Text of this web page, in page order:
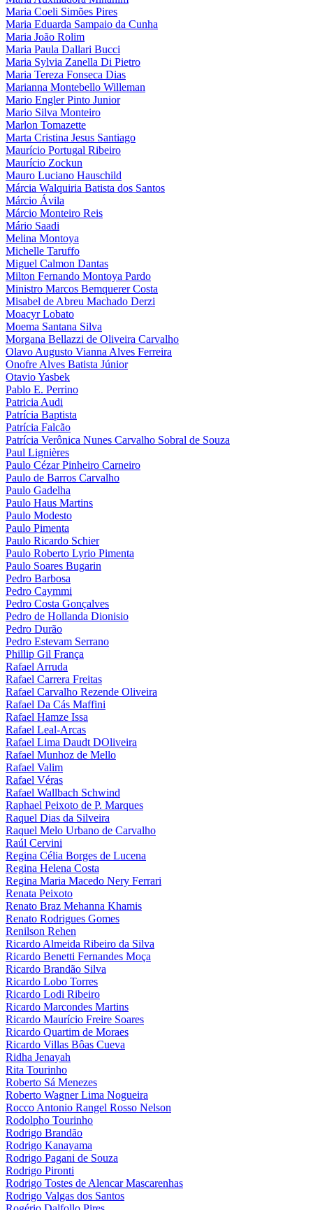
Maria Coeli Simões Pires
Maria Eduarda Sampaio da Cunha
Maria João Rolim
Maria Paula Dallari Bucci
Maria Sylvia Zanella Di Pietro
Maria Tereza Fonseca Dias
Marianna Montebello Willeman
Mario Engler Pinto Junior
Mario Silva Monteiro
Marlon Tomazette
Marta Cristina Jesus Santiago
Maurício Portugal Ribeiro
Maurício Zockun
Mauro Luciano Hauschild
Márcia Walquiria Batista dos Santos
Márcio Ávila
Márcio Monteiro Reis
Mário Saadi
Melina Montoya
Michelle Taruffo
Miguel Calmon Dantas
Milton Fernando Montoya Pardo
Ministro Marcos Bemquerer Costa
Misabel de Abreu Machado Derzi
Moacyr Lobato
Moema Santana Silva
Morgana Bellazzi de Oliveira Carvalho
Olavo Augusto Vianna Alves Ferreira
Onofre Alves Batista Júnior
Otavio Yasbek
Pablo E. Perrino
Patricia Audi
Patrícia Baptista
Patrícia Falcão
Patrícia Verônica Nunes Carvalho Sobral de Souza
Paul Lignières
Paulo Cézar Pinheiro Carneiro
Paulo de Barros Carvalho
Paulo Gadelha
Paulo Haus Martins
Paulo Modesto
Paulo Pimenta
Paulo Ricardo Schier
Paulo Roberto Lyrio Pimenta
Paulo Soares Bugarin
Pedro Barbosa
Pedro Caymmi
Pedro Costa Gonçalves
Pedro de Hollanda Dionisio
Pedro Durão
Pedro Estevam Serrano
Phillip Gil França
Rafael Arruda
Rafael Carrera Freitas
Rafael Carvalho Rezende Oliveira
Rafael Da Cás Maffini
Rafael Hamze Issa
Rafael Leal-Arcas
Rafael Lima Daudt DOliveira
Rafael Munhoz de Mello
Rafael Valim
Rafael Véras
Rafael Wallbach Schwind
Raphael Peixoto de P. Marques
Raquel Dias da Silveira
Raquel Melo Urbano de Carvalho
Raúl Cervini
Regina Célia Borges de Lucena
Regina Helena Costa
Regina Maria Macedo Nery Ferrari
Renata Peixoto
Renato Braz Mehanna Khamis
Renato Rodrigues Gomes
Renilson Rehen
Ricardo Almeida Ribeiro da Silva
Ricardo Benetti Fernandes Moça
Ricardo Brandão Silva
Ricardo Lobo Torres
Ricardo Lodi Ribeiro
Ricardo Marcondes Martins
Ricardo Maurício Freire Soares
Ricardo Quartim de Moraes
Ricardo Villas Bôas Cueva
Ridha Jenayah
Rita Tourinho
Roberto Sá Menezes
Roberto Wagner Lima Nogueira
Rocco Antonio Rangel Rosso Nelson
Rodolpho Tourinho
Rodrigo Brandão
Rodrigo Kanayama
Rodrigo Pagani de Souza
Rodrigo Pironti
Rodrigo Tostes de Alencar Mascarenhas
Rodrigo Valgas dos Santos